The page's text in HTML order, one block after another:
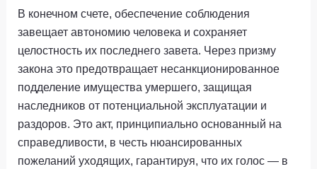
В конечном счете, обеспечение соблюдения
завещает автономию человека и сохраняет
целостность их последнего завета. Через призму
закона это предотвращает несанкционированное
подделение имущества умершего, защищая
наследников от потенциальной эксплуатации и
раздоров. Это акт, принципиально основанный на
справедливости, в честь нюансированных
пожеланий уходящих, гарантируя, что их голос — в